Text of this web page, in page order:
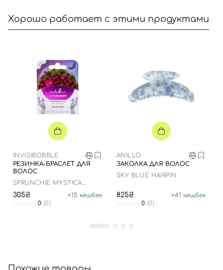
Хорошо работает с этими продуктами
INVISIBOBBLE
РЕЗИНКА-БРАСЛЕТ ДЛЯ
ВОЛОС
SPRUNCHIE MYSTICA
305₴ +15 кешбек
0 (0)
ANILLO
ЗАКОЛКА ДЛЯ ВОЛОС
SKY BLUE HAIRPIN
825₴ +41 кешбек
0 (0)
Вход
Номер телефона
принимаете условия Пользовательские соглашения
Далее
Войти с помощью e-mail